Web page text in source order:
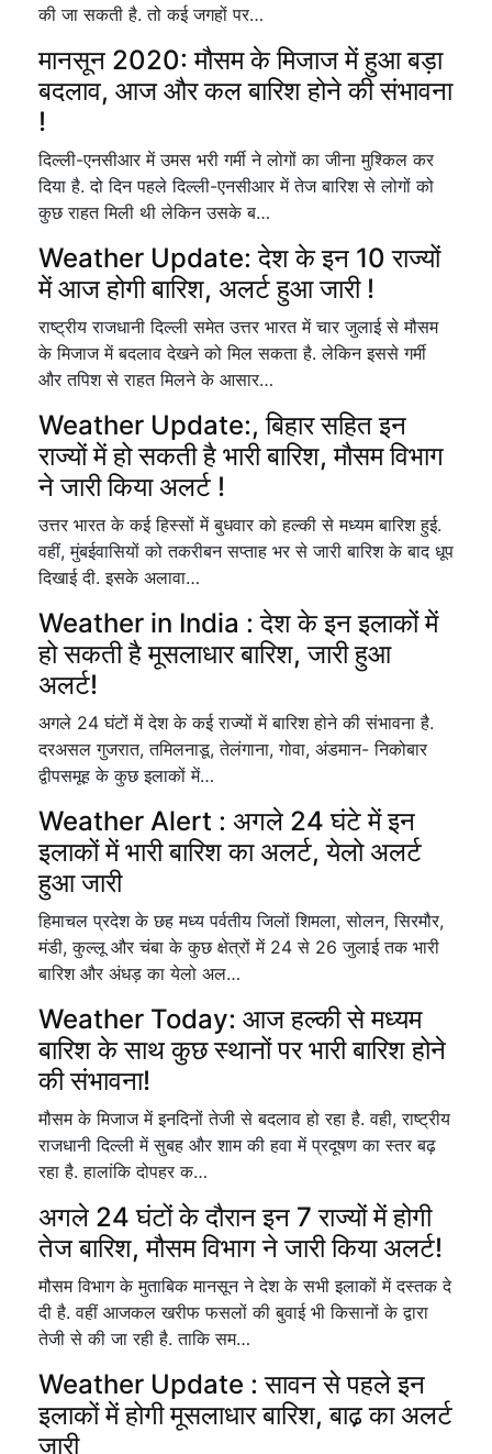
की जा सकती है. तो कई जगहों पर…
मानसून 2020: मौसम के मिजाज में हुआ बड़ा
बदलाव, आज और कल बारिश होने की संभावना
!
दिल्ली-एनसीआर में उमस भरी गर्मी ने लोगों का जीना मुश्किल कर
दिया है. दो दिन पहले दिल्ली-एनसीआर में तेज बारिश से लोगों को
कुछ राहत मिली थी लेकिन उसके ब…
Weather Update: देश के इन 10 राज्यों
में आज होगी बारिश, अलर्ट हुआ जारी !
राष्ट्रीय राजधानी दिल्ली समेत उत्तर भारत में चार जुलाई से मौसम
के मिजाज में बदलाव देखने को मिल सकता है. लेकिन इससे गर्मी
और तपिश से राहत मिलने के आसार…
Weather Update:, बिहार सहित इन
राज्यों में हो सकती है भारी बारिश, मौसम विभाग
ने जारी किया अलर्ट !
उत्तर भारत के कई हिस्सों में बुधवार को हल्की से मध्यम बारिश हुई.
वहीं, मुंबईवासियों को तकरीबन सप्ताह भर से जारी बारिश के बाद धूप
दिखाई दी. इसके अलावा…
Weather in India : देश के इन इलाकों में
हो सकती है मूसलाधार बारिश, जारी हुआ
अलर्ट!
अगले 24 घंटों में देश के कई राज्यों में बारिश होने की संभावना है.
दरअसल गुजरात, तमिलनाडू, तेलंगाना, गोवा, अंडमान- निकोबार
द्वीपसमूह के कुछ इलाकों में…
Weather Alert : अगले 24 घंटे में इन
इलाकों में भारी बारिश का अलर्ट, येलो अलर्ट
हुआ जारी
हिमाचल प्रदेश के छह मध्य पर्वतीय जिलों शिमला, सोलन, सिरमौर,
मंडी, कुल्लू और चंबा के कुछ क्षेत्रों में 24 से 26 जुलाई तक भारी
बारिश और अंधड़ का येलो अल…
Weather Today: आज हल्की से मध्यम
बारिश के साथ कुछ स्थानों पर भारी बारिश होने
की संभावना!
मौसम के मिजाज में इनदिनों तेजी से बदलाव हो रहा है. वही, राष्ट्रीय
राजधानी दिल्ली में सुबह और शाम की हवा में प्रदूषण का स्तर बढ़
रहा है. हालांकि दोपहर क…
अगले 24 घंटों के दौरान इन 7 राज्यों में होगी
तेज बारिश, मौसम विभाग ने जारी किया अलर्ट!
मौसम विभाग के मुताबिक मानसून ने देश के सभी इलाकों में दस्तक दे
दी है. वहीं आजकल खरीफ फसलों की बुवाई भी किसानों के द्वारा
तेजी से की जा रही है. ताकि सम…
Weather Update : सावन से पहले इन
इलाकों में होगी मूसलाधार बारिश, बाढ‍़ का अलर्ट
जारी